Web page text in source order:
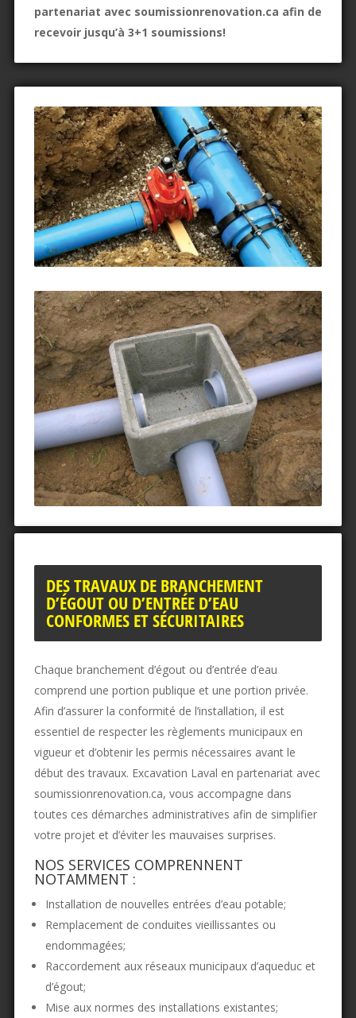
partenariat avec soumissionrenovation.ca afin de
recevoir jusqu’à 3+1 soumissions!​
DES TRAVAUX DE BRANCHEMENT
D’ÉGOUT OU D’ENTRÉE D’EAU
CONFORMES ET SÉCURITAIRES
Chaque branchement d’égout ou d’entrée d’eau
comprend une portion publique et une portion privée.
Afin d’assurer la conformité de l’installation, il est
essentiel de respecter les règlements municipaux en
vigueur et d’obtenir les permis nécessaires avant le
début des travaux. Excavation Laval en partenariat avec
soumissionrenovation.ca, vous accompagne dans
toutes ces démarches administratives afin de simplifier
votre projet et d’éviter les mauvaises surprises.
NOS SERVICES COMPRENNENT
NOTAMMENT :
Installation de nouvelles entrées d’eau potable;
Remplacement de conduites vieillissantes ou
endommagées;
Raccordement aux réseaux municipaux d’aqueduc et
d’égout;
Mise aux normes des installations existantes;